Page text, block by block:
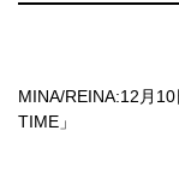
MINA/REINA:12月
TIME」